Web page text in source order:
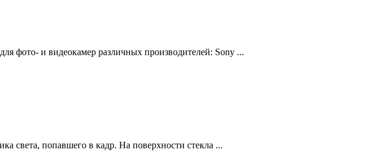
фото- и видеокамер различных производителей: Sony ...
света, попавшего в кадр. На поверхности стекла ...